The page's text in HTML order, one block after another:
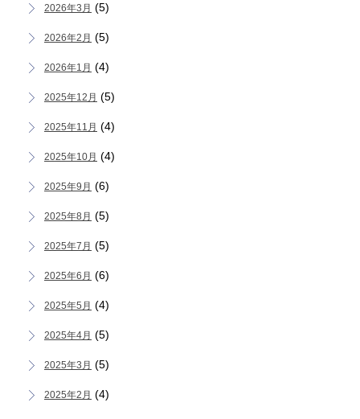
2026年3月 (5)
2026年2月 (5)
2026年1月 (4)
2025年12月 (5)
2025年11月 (4)
2025年10月 (4)
2025年9月 (6)
2025年8月 (5)
2025年7月 (5)
2025年6月 (6)
2025年5月 (4)
2025年4月 (5)
2025年3月 (5)
2025年2月 (4)